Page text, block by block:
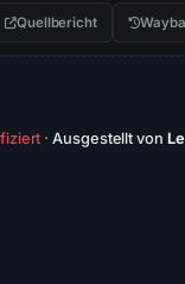
Quellbericht
· Ausgestellt von